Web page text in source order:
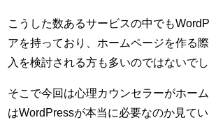
こうした数あるサービスの中でも
アを持っており、ホームページを作る
入を検討される方も多いのではないでし
そこで今回は心理カウンセラーがホー
はWordPressが本当に必要なのか見て